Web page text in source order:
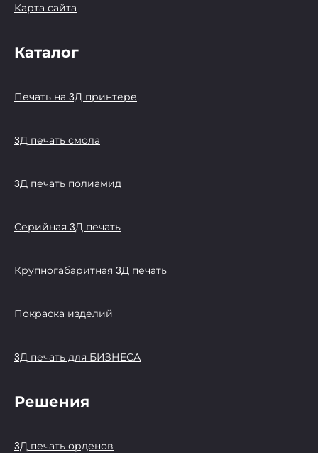
Карта сайта
Каталог
Печать на 3Д принтере
3Д печать смола
3Д печать полиамид
Серийная 3Д печать
Крупногабаритная 3Д печать
Покраска изделий
3Д печать для БИЗНЕСА
Решения
3Д печать орденов